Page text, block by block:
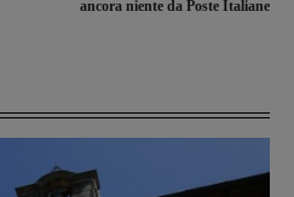
ancora niente da Poste Italiane